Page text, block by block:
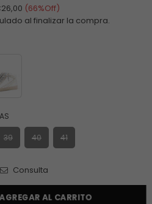
(66%Off)
al finalizar la compra.
39 40 41
Consulta
AGREGAR AL CARRITO